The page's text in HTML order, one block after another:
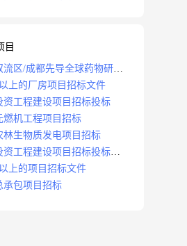
目
流区/成都先导全球药物研发
)(dj)项目招标标段
上的厂房项目招标文件
资工程建设项目招标投标
燃机工程项目招标
林生物质发电项目招标
资工程建设项目招标投标
上的项目招标文件
承包项目招标